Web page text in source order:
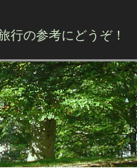
行の参考にどうぞ！